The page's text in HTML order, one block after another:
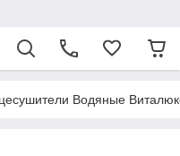
Водяные